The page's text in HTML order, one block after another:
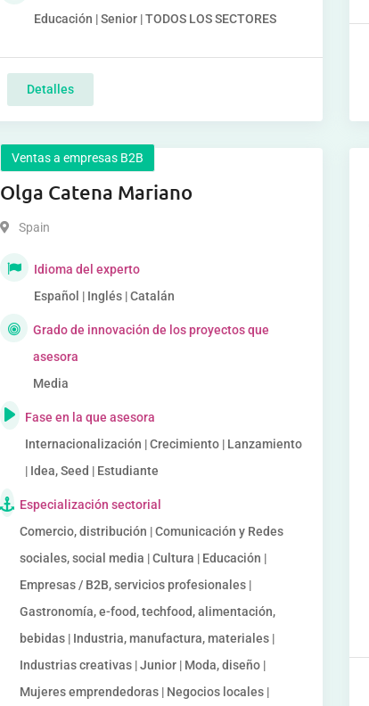
Educación | Senior | TODOS LOS SECTORES
Detalles
Ventas a empresas B2B
Olga Catena Mariano
Spain
Idioma del experto
Español | Inglés | Catalán
Grado de innovación de los proyectos que
asesora
Media
Fase en la que asesora
Internacionalización | Crecimiento | Lanzamiento
| Idea, Seed | Estudiante
Especialización sectorial
Comercio, distribución | Comunicación y Redes
sociales, social media | Cultura | Educación |
Empresas / B2B, servicios profesionales |
Gastronomía, e-food, techfood, alimentación,
bebidas | Industria, manufactura, materiales |
Industrias creativas | Junior | Moda, diseño |
Mujeres emprendedoras | Negocios locales |